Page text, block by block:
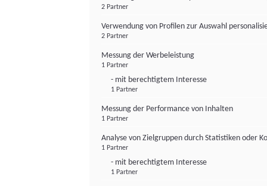
2 Partner
Verwendung von Profilen zur Auswahl
2 Partner
Messung der Werbeleistung
1 Partner
- mit berechtigtem Interesse
1 Partner
Messung der Performance von Inhalten
1 Partner
Analyse von Zielgruppen durch Statistiken oder
1 Partner
- mit berechtigtem Interesse
1 Partner